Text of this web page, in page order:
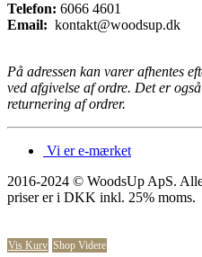
Telefon: 6066 4601
Email: kontakt@woodsup.dk
På adressen kan varer afhentes
ved afgivelse af ordre. Det er
returnering af ordrer.
Vi er e-mærket
2016-2024 © WoodsUp ApS.
priser er i DKK inkl. 25% moms.
Vis Kurv Shop Videre